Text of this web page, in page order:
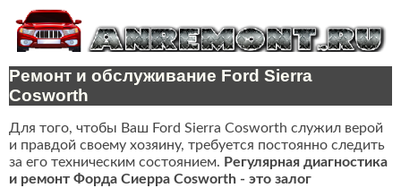
Ремонт и обслуживание Ford Sierra
Cosworth
Для того, чтобы Ваш Ford Sierra Cosworth служил верой
и правдой своему хозяину, требуется постоянно следить
за его техническим состоянием. Регулярная диагностика
и ремонт Форда Сиерра Cosworth - это залог